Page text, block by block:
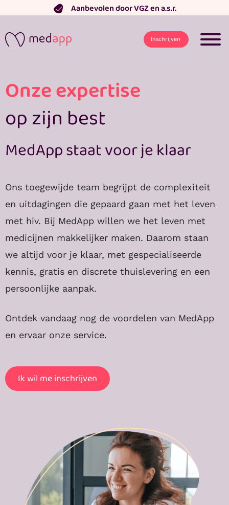
naar
de
inhoud
Aanbevolen door VGZ en a.s.r.
Inschrijven
Onze expertise
op zijn best
MedApp staat voor je klaar
Ons toegewijde team begrijpt de complexiteit
en uitdagingen die gepaard gaan met het leven
met hiv. Bij MedApp willen we het leven met
medicijnen makkelijker maken. Daarom staan
we altijd voor je klaar, met gespecialiseerde
kennis, gratis en discrete thuislevering en een
persoonlijke aanpak.
Ontdek vandaag nog de voordelen van MedApp
en ervaar onze service.
Ik wil me inschrijven